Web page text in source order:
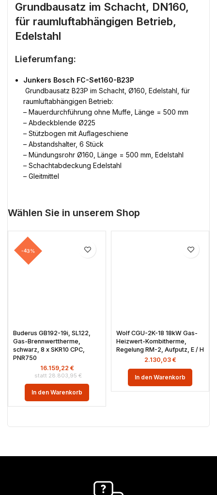
Grundbausatz im Schacht, DN160,
für raumluftabhängigen Betrieb,
Edelstahl
Lieferumfang:
Junkers Bosch FC-Set160-B23P
 Grundbausatz B23P im Schacht, Ø160, Edelstahl, für
raumluftabhängigen Betrieb:
– Mauerdurchführung ohne Muffe, Länge = 500 mm
– Abdeckblende Ø225
– Stützbogen mit Auflageschiene
– Abstandshalter, 6 Stück
– Mündungsrohr Ø160, Länge = 500 mm, Edelstahl
– Schachtabdeckung Edelstahl
– Gleitmittel
Wählen Sie in unserem Shop
-43%
Buderus GB192-19i, SL122,
Gas-Brennwerttherme,
schwarz, 8 x SKR10 CPC,
PNR750
28.803,95 €
16.159,22 €
In den Warenkorb
Wolf CGU-2K-18 18kW Gas-
Heizwert-Kombitherme,
Regelung RM-2, Aufputz, E / H
2.130,03 €
In den Warenkorb